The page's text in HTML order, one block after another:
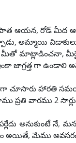
పాత ఆయన, రోడ్ మీద
అమ్మాయి
మాట్లాడించనా,
జాగ్రత్త గా ఉండాలి
హారతి
ప్రతి వారము 2
అనుకుంటే
అయితే, మేము